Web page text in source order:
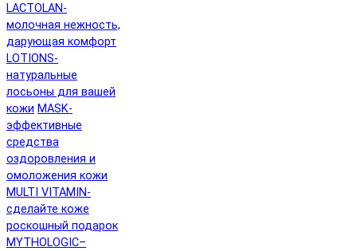
LACTOLAN-
молочная нежность,
дарующая комфорт
LOTIONS-
натуральные
лосьоны для вашей
кожи MASK-
эффективные
средства
оздоровления и
омоложения кожи
MULTI VITAMIN-
сделайте коже
роскошный подарок
MYTHOLOGIC–